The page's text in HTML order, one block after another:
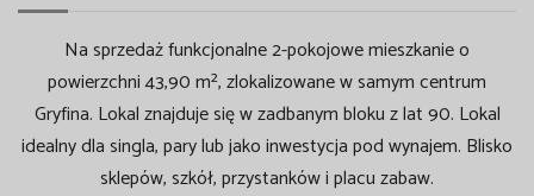
Na sprzedaż funkcjonalne 2-pokojowe mieszkanie o
powierzchni 43,90 m², zlokalizowane w samym centrum
Gryfina. Lokal znajduje się w zadbanym bloku z lat 90. Lokal
idealny dla singla, pary lub jako inwestycja pod wynajem. Blisko
sklepów, szkół, przystanków i placu zabaw.